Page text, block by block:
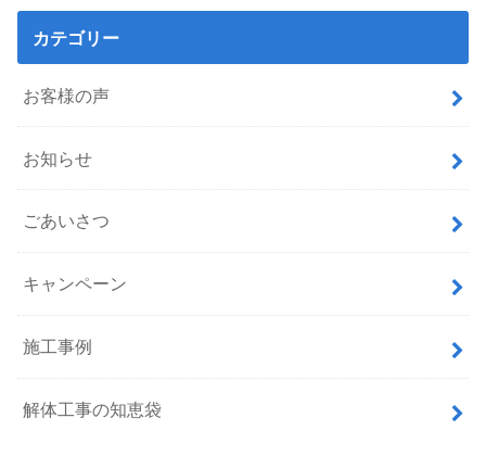
カテゴリー
お客様の声
お知らせ
ごあいさつ
キャンペーン
施工事例
解体工事の知恵袋